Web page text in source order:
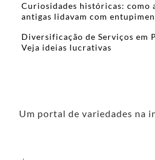
Curiosidades históricas: como
antigas lidavam com
Diversificação de Serviços em
Veja ideias lucrativas
Um portal de variedades na